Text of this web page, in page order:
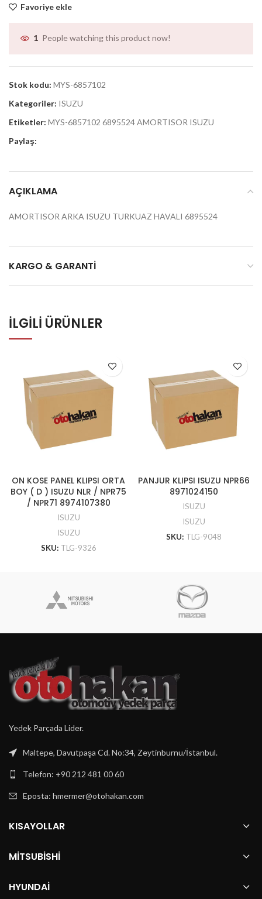
Favoriye ekle
1 People watching this product now!
Stok kodu: MYS-6857102
Kategoriler: ISUZU
Etiketler: MYS-6857102 6895524 AMORTISOR ISUZU
Paylaş:
AÇIKLAMA
AMORTISOR ARKA ISUZU TURKUAZ HAVALI 6895524
KARGO & GARANTI
İLGILI ÜRÜNLER
ON KOSE PANEL KLIPSI ORTA
BOY ( D ) ISUZU NLR / NPR75
/ NPR71 8974107380
ISUZU
ISUZU
SKU: TLG-9326
PANJUR KLIPSI ISUZU NPR66
8971024150
ISUZU
ISUZU
SKU: TLG-9048
Yedek Parçada Lider.
Maltepe, Davutpaşa Cd. No:34, Zeytinburnu/İstanbul.
Telefon: +90 212 481 00 60
Eposta: hmermer@otohakan.com
KISAYOLLAR
MITSUBISHI
HYUNDAI